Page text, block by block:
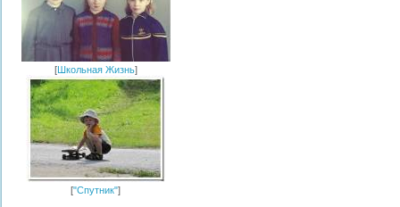
[Школьная Жизнь]
["Спутник"]